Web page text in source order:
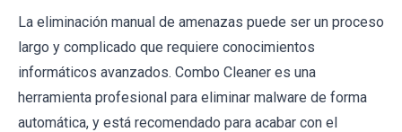
La eliminación manual de amenazas puede ser un proceso
largo y complicado que requiere conocimientos
informáticos avanzados. Combo Cleaner es una
herramienta profesional para eliminar malware de forma
automática, y está recomendado para acabar con el